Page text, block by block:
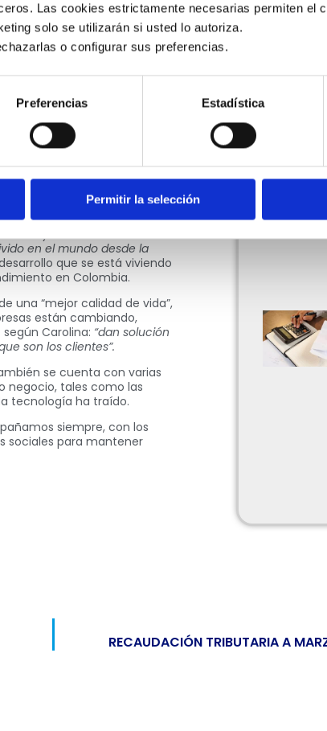
Las cookies estrictamente necesarias permiten el
solo se utilizarán si usted lo autoriza.
o configurar sus preferencias.
Preferencias Estadística
Permitir la selección
antes se conocían, un
¿cuál fue tu primer
para guardar una tarea?,
pueden variar de una
han sido testigos del
tecnológicos.
artificial
inimaginables. De hecho,
pero al día de hoy las
están dirigiendo al
y las plataformas digitales
en una entrevista publicada
hoy es el resultado de
en el mundo desde la
que se está viviendo
en Colombia.
una “mejor calidad de vida”,
están cambiando,
según Carolina: “dan solución
son los clientes”.
se cuenta con varias
negocio, tales como las
tecnología ha traído.
siempre, con los
sociales para mantener
RECAUDACIÓN TRIBUTARIA A